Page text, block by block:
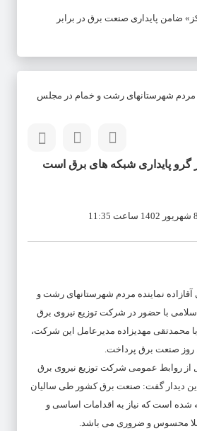
ضامن پایداری صنعت برق در برابر
مردم شهرستانهای رشت و خمام در مجلس
گرو پایداری شبکه های برق است
نماینده مردم شهرستانهای رشت و
با حضور در شرکت توزیع نیروی برق
محمدتقی مهدیزاده مدیرعامل این شرکت،
روز صنعت برق پرداخت.
از روابط عمومی شرکت توزیع نیروی برق
این دیدار گفت: صنعت برق کشور طی سالیان
شده است که نیاز به اقدامات اساسی و
محسوس و ضروری می باشد.